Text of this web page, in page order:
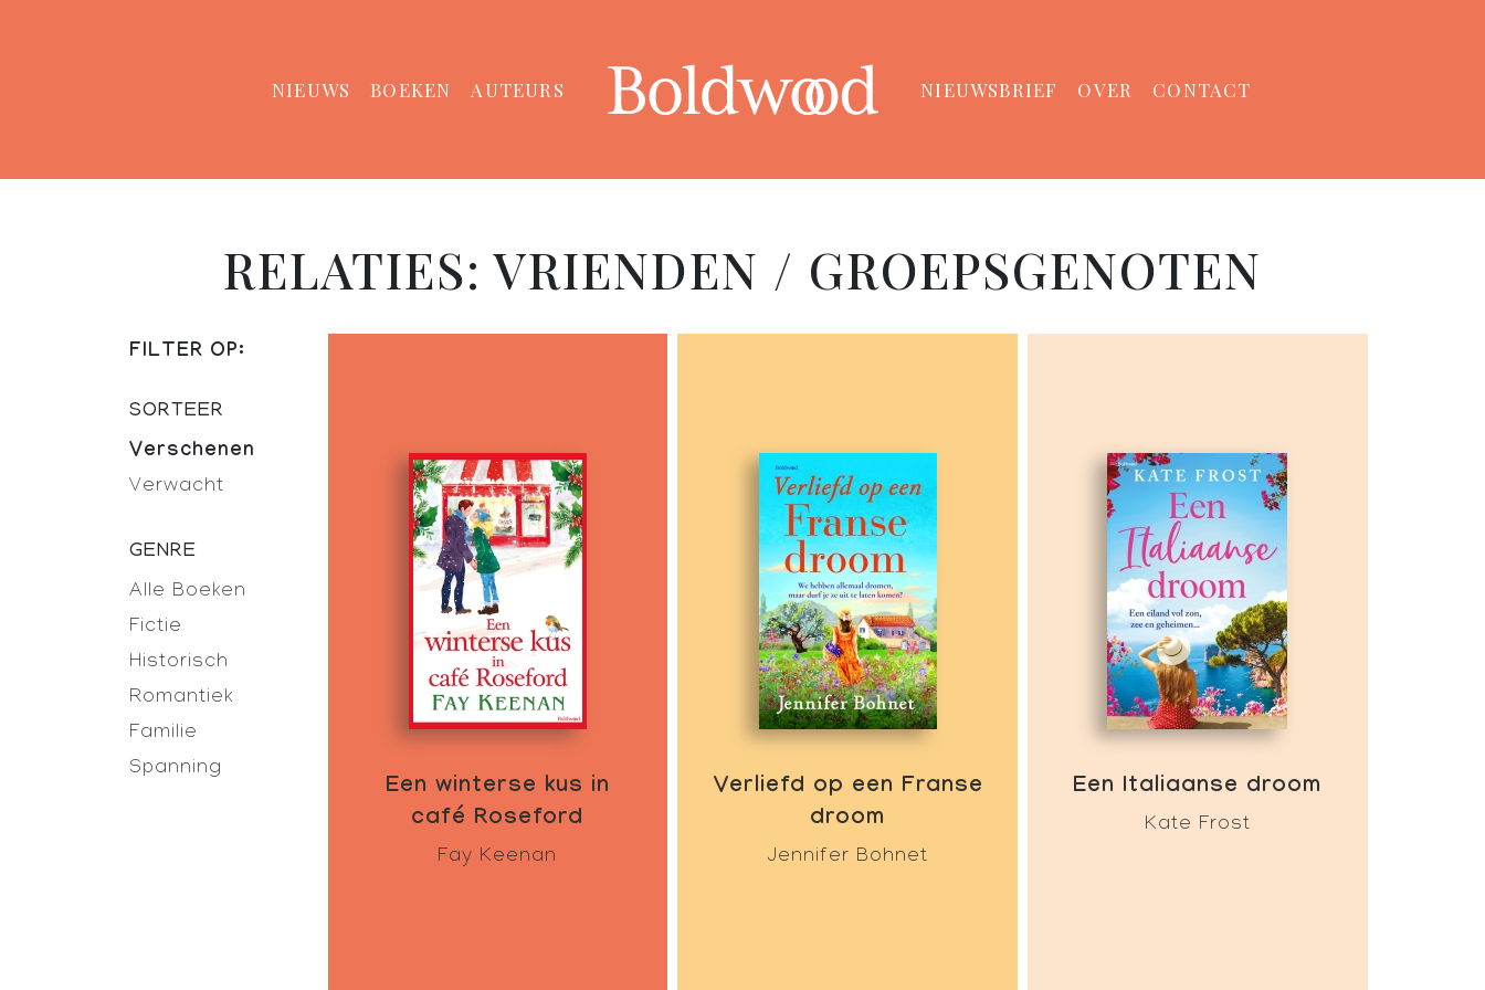
NIEUWS BOEKEN AUTEURS NIEUWSBRIEF OVER CONTACT
RELATIES: VRIENDEN / GROEPSGENOTEN
FILTER OP:
SORTEER
Verschenen
Verwacht
GENRE
Alle Boeken
Fictie
Historisch
Romantiek
Familie
Spanning
Een winterse kus in
café Roseford
Fay Keenan
Verliefd op een Franse
droom
Jennifer Bohnet
Een Italiaanse droom
Kate Frost